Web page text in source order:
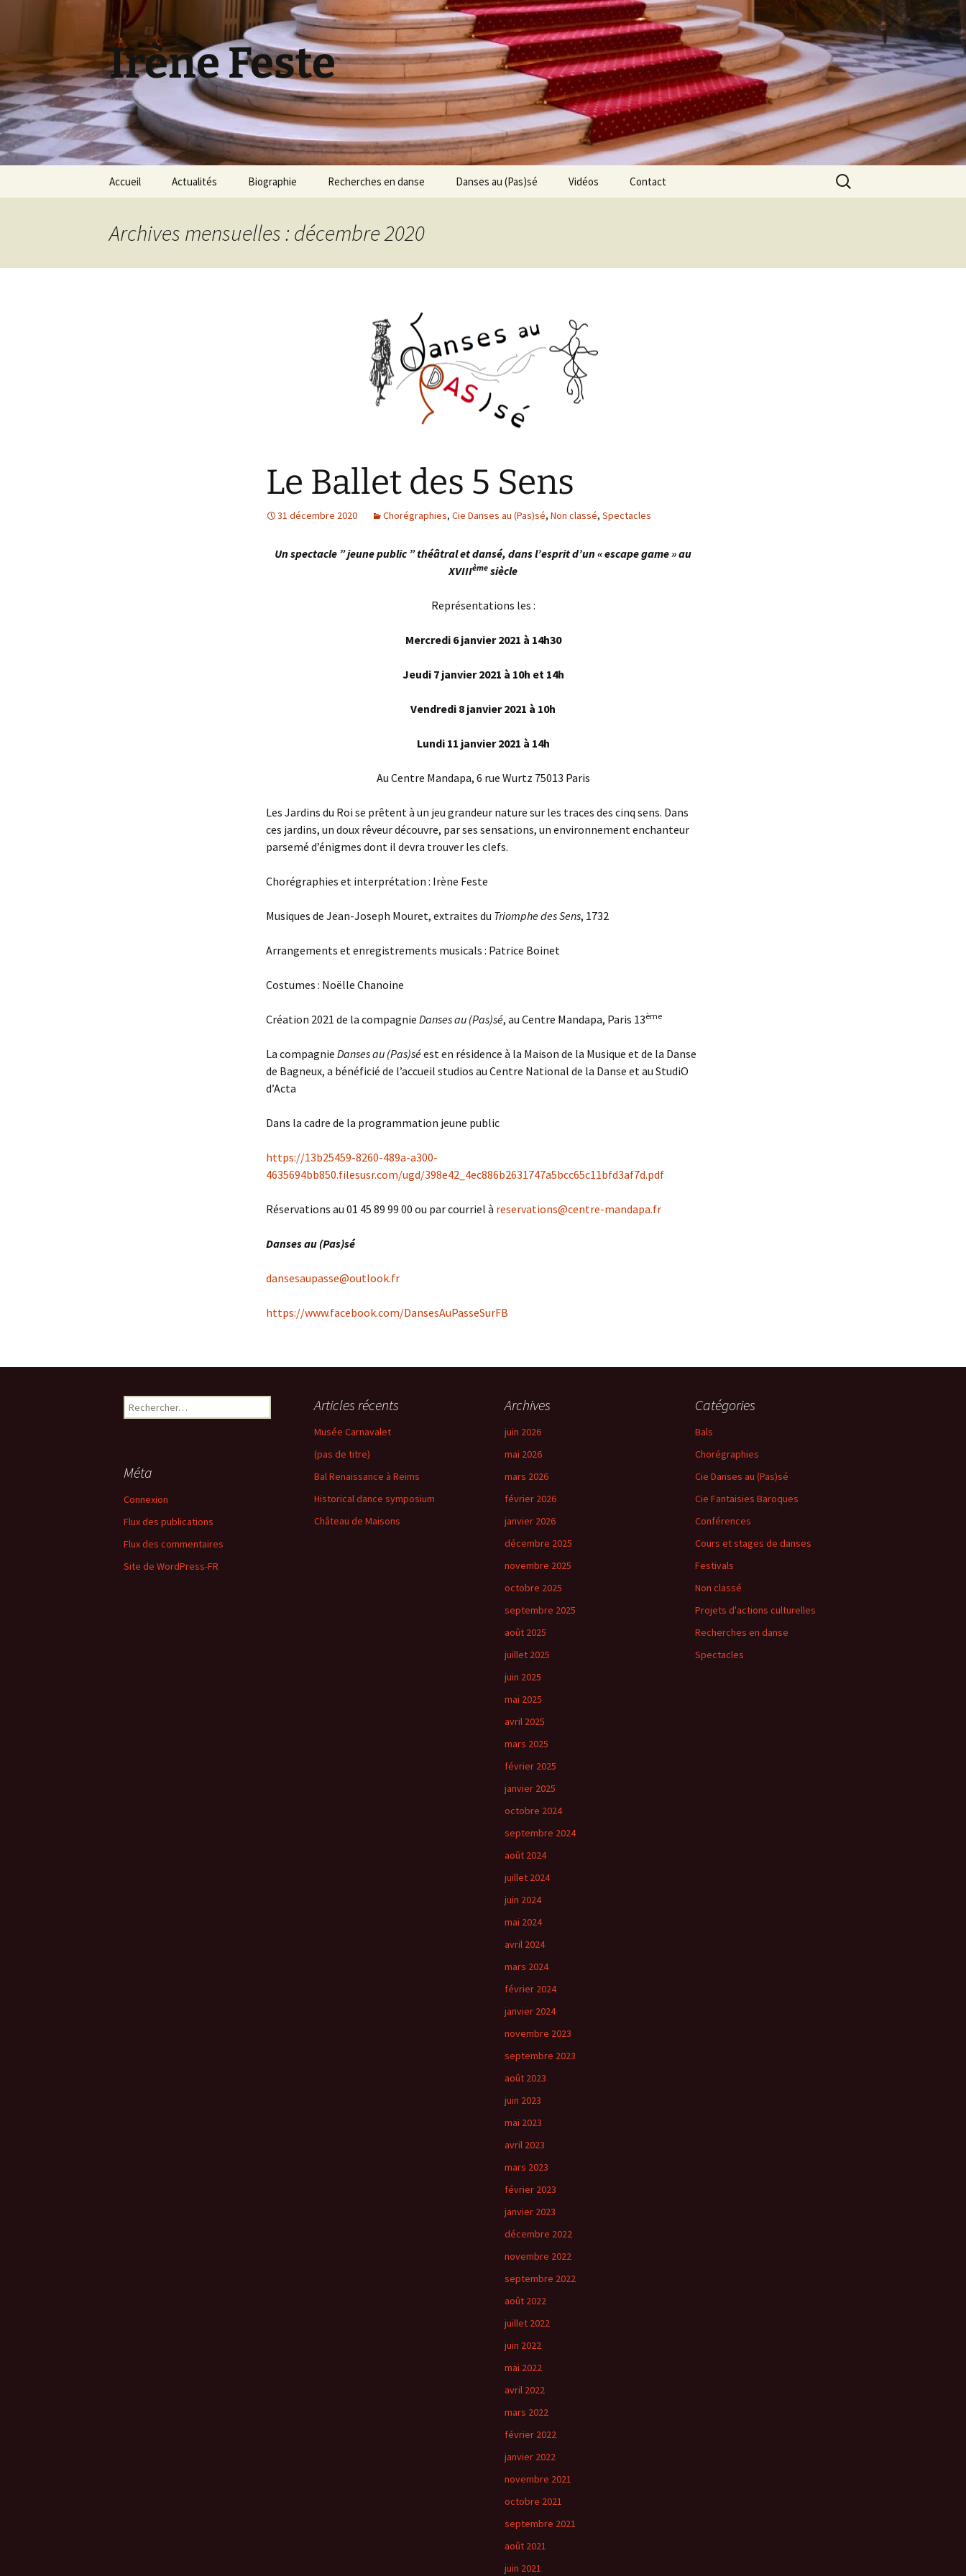
Irène Feste
Accueil Actualités Biographie Recherches en danse
200 ans de traités de
danse 1823 – 2023
Danse baroque
« Le Maître à danser », de
Pierre Rameau
Danses au (Pas)sé
Une petite histoire de la
danse baroque
Les Illustres
Terpsichores
Vidéos Contact
Rechercher :
Archives mensuelles : décembre 2020
Le Ballet des 5 Sens
31 décembre 2020 Chorégraphies, Cie Danses au (Pas)sé, Non classé, Spectacles
Un spectacle ” jeune public ” théâtral et dansé, dans l’esprit d’un « escape game » au
XVIIIème siècle
Représentations les :
Mercredi 6 janvier 2021 à 14h30
Jeudi 7 janvier 2021 à 10h et 14h
Vendredi 8 janvier 2021 à 10h
Lundi 11 janvier 2021 à 14h
Au Centre Mandapa, 6 rue Wurtz 75013 Paris
Les Jardins du Roi se prêtent à un jeu grandeur nature sur les traces des cinq sens. Dans
ces jardins, un doux rêveur découvre, par ses sensations, un environnement enchanteur
parsemé d’énigmes dont il devra trouver les clefs.
Chorégraphies et interprétation : Irène Feste
Musiques de Jean-Joseph Mouret, extraites du Triomphe des Sens, 1732
Arrangements et enregistrements musicals : Patrice Boinet
Costumes : Noëlle Chanoine
Création 2021 de la compagnie Danses au (Pas)sé, au Centre Mandapa, Paris 13ème
La compagnie Danses au (Pas)séest en résidence à la Maison de la Musique et de la Danse
de Bagneux, a bénéficié de l’accueil studios au Centre National de la Danse et au StudiO
d’Acta
Dans la cadre de la programmation jeune public
https://13b25459-8260-489a-a300-
4635694bb850.filesusr.com/ugd/398e42_4ec886b2631747a5bcc65c11bfd3af7d.pdf
Réservations au 01 45 89 99 00 ou par courriel à reservations@centre-mandapa.fr
Danses au (Pas)sé
dansesaupasse@outlook.fr
https://www.facebook.com/DansesAuPasseSurFB
Rechercher : Articles récents
Musée Carnavalet
(pas de titre)
Bal Renaissance à Reims
Historical dance symposium
Château de Maisons
Archives
juin 2026
mai 2026
mars 2026
février 2026
janvier 2026
décembre 2025
novembre 2025
octobre 2025
septembre 2025
août 2025
juillet 2025
juin 2025
mai 2025
avril 2025
mars 2025
février 2025
janvier 2025
octobre 2024
septembre 2024
août 2024
juillet 2024
juin 2024
mai 2024
avril 2024
mars 2024
février 2024
janvier 2024
novembre 2023
septembre 2023
août 2023
juin 2023
mai 2023
avril 2023
mars 2023
février 2023
janvier 2023
décembre 2022
novembre 2022
septembre 2022
août 2022
juillet 2022
juin 2022
mai 2022
avril 2022
mars 2022
février 2022
janvier 2022
novembre 2021
octobre 2021
septembre 2021
août 2021
juin 2021
Catégories
Bals
Chorégraphies
Cie Danses au (Pas)sé
Cie Fantaisies Baroques
Conférences
Cours et stages de danses
Festivals
Non classé
Projets d'actions culturelles
Recherches en danse
Spectacles
Méta
Connexion
Flux des publications
Flux des commentaires
Site de WordPress-FR